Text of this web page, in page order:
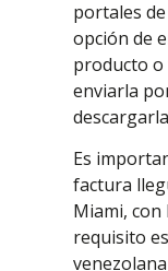
portales
opción de
producto o
enviarla
Es
factura
Miami, con
requisito